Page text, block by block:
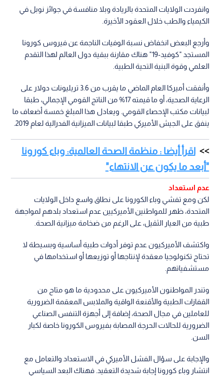
وانفردت الولايات المتحدة بالريادة وبلا منافسة في جوائز نوبل في
الكيمياء والطب خلال العقود الأخيرة.
وأرجع البعض انخفاض نسبة الوفيات الناجمة عن فيروس كورونا
المستجد "كوفيد-19" هناك مقارنة ببقية دول العالم لهذا التقدم
العلمي وقوة البنية التحية الطبية.
وأنفقت أميركا العام الماضي ما يقرب من 3.6 تريليونات دولار على
الرعاية الصحية، أو ما قيمته 17% من الناتج القومي الإجمالي، طبقا
لبيانات مكتب الإحصاء القومي. ويعادل هذا المبلغ خمسة أضعاف ما
ينفق على الجيش الأميركي طبقا لبيانات الميزانية الفدرالية لعام 2019.
اقرأ أيضا : منظمة الصحة العالمية: وباء كورونا
"أبعد ما يكون عن الانتهاء"
عدم استعداد
لكن ومع تفشي وباء الكورونا على نطاق واسع داخل الولايات
المتحدة، ظهر للمواطنين الأميركيين عدم استعداد بلدهم لمواجهة
طبية من العيار الثقيل، على الرغم من ضخامة ميزانية الصحة.
واكتشف الأميركيون عدم توفر أدوات طبية أساسية وبسيطة لا
تحتاج تكنولوجيا معقدة لإنتاجها أو توزيعها أو استخدامها في
مستشفياتهم.
وتندر المواطنون الأميركيون على محدودية ما هو متاح من
القفازات الطبية والأقنعة الواقية والملابس المعقمة الضرورية
للعاملين في مجال الصحة، إضافة إلى أجهزة التنفس الصناعي
الضرورية للحالات الحرجة المصابة بفيروس الكورونا خاصة لكبار
السن.
والإجابة على سؤال الفشل الأميركي في الاستعداد والتعامل مع
انتشار وباء كورونا إجابة شديدة التعقيد. فهناك البعد السياسي